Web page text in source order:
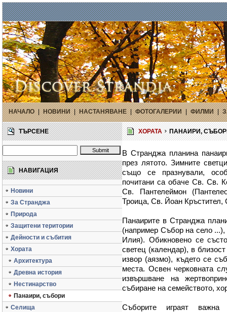
НАЧАЛО | НОВИНИ | НАСТАНЯВАНЕ | ФОТОГАЛЕРИИ | ФИЛМИ |
ТЪРСЕНЕ
НАВИГАЦИЯ
Новини
За Странджа
Природа
Защитени територии
Дейности и събития
Хората
Архитектура
Древна история
Нестинарство
Панаири, събори
Селища
ХОРАТА ПАНАИРИ,
В Странджа планина
през лятото. Зимните
също се празнували,
почитани са обаче Св. Св.
Св. Пантелеймон
Троица, Св. Йоан Кръстител,
Панаирите в Странджа
(например Събор на село
Илия). Обикновено се
светец (календар), в
извор (аязмо), където се
места. Освен черковната
извършване на
събиране на семейството,
Съборите играят